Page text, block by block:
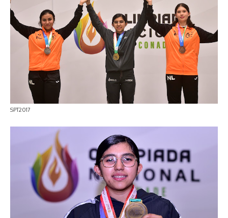
SPT2017